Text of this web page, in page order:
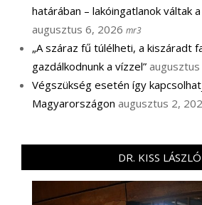
határában – lakóingatlanok váltak
augusztus 6, 2026 mr3
„A száraz fű túlélheti, a kiszáradt
gazdálkodnunk a vízzel”
Végszükség esetén így
Magyarországon augusztus 2,
DR. KISS LÁSZLÓ